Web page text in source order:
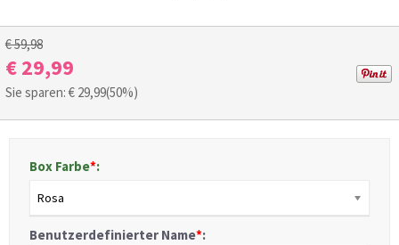
€ 59,98
€ 29,99
Sie sparen: € 29,99(50%)
Box Farbe*:
Rosa
Benutzerdefinierter Name*: